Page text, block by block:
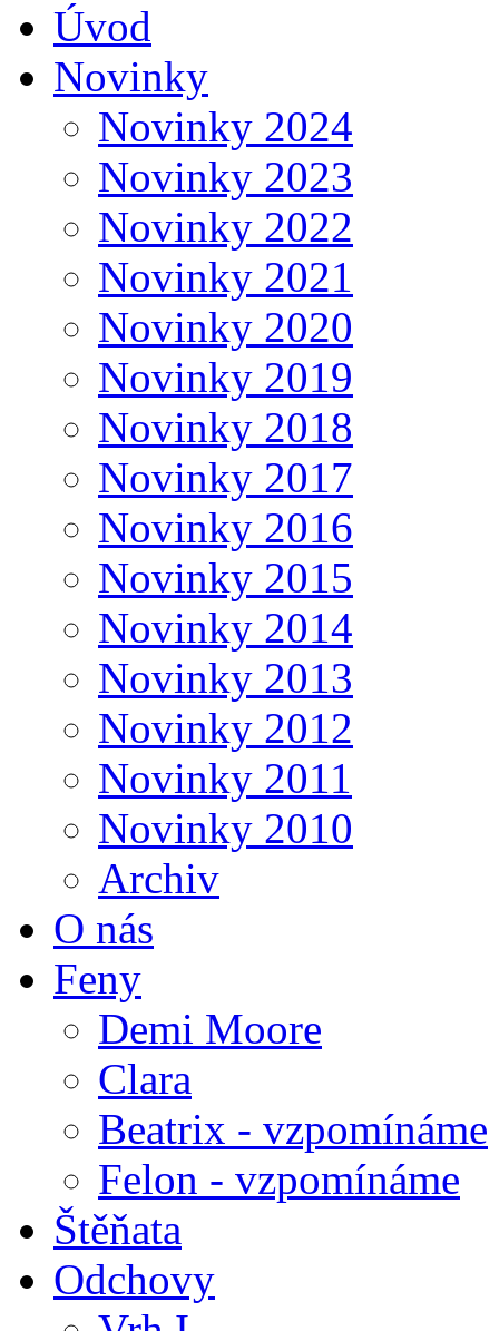
Úvod
Novinky
Novinky 2024
Novinky 2023
Novinky 2022
Novinky 2021
Novinky 2020
Novinky 2019
Novinky 2018
Novinky 2017
Novinky 2016
Novinky 2015
Novinky 2014
Novinky 2013
Novinky 2012
Novinky 2011
Novinky 2010
Archiv
O nás
Feny
Demi Moore
Clara
Beatrix - vzpomínáme
Felon - vzpomínáme
Štěňata
Odchovy